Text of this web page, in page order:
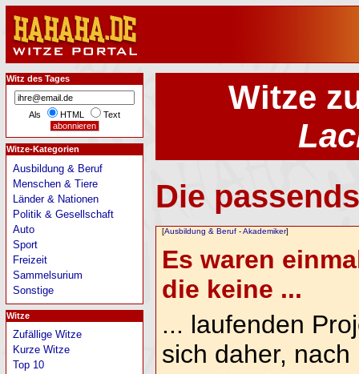
Witze
Die
[Ausbildung & Beruf-Akademiker]
Es waren
die keine ...
... laufenden
sich daher,
Witz des Tages
Als HTML Text
Witze-Kategorien
Ausbildung & Beruf
Menschen & Tiere
Länder & Nationen
Politik & Gesellschaft
Auto
Sport
Freizeit
Sammelsurium
Sonstige
Witze
Zufällige Witze
Kurze Witze
Top 10